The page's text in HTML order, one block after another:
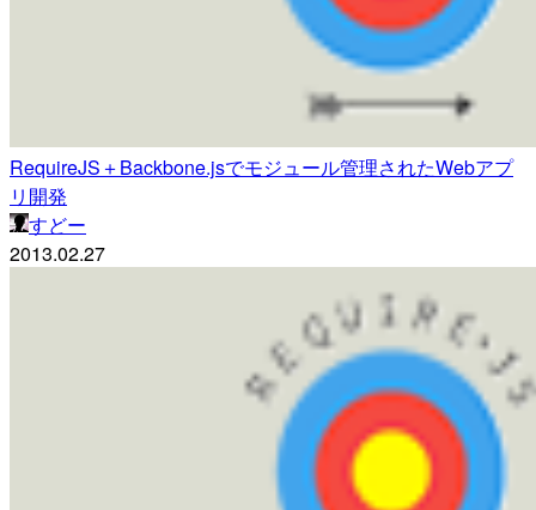
RequireJS＋Backbone.jsでモジュール管理されたWebアプ
リ開発
すどー
2013.02.27